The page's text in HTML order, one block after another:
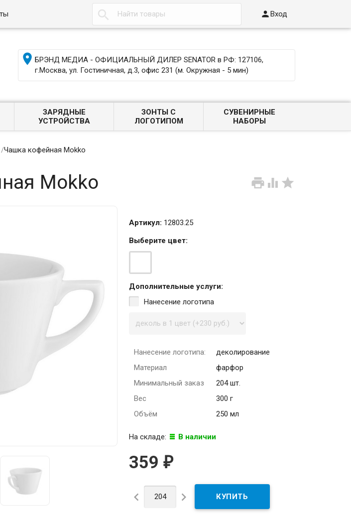
 Вход
БРЭНД МЕДИА - ОФИЦИАЛЬНЫЙ ДИЛЕР SENATOR в РФ: 127106,
г.Москва, ул. Гостиничная, д.3, офис 231 (м. Окружная - 5 мин)
ЗАРЯДНЫЕ
УСТРОЙСТВА
ЗОНТЫ С
ЛОГОТИПОМ
СУВЕНИРНЫЕ
НАБОРЫ
/Чашка кофейная Mokko
  
Mokko
Артикул: 12803.25
Выберите цвет:
Дополнительные услуги:
Нанесение логотипа
Нанесение логотипа:
деколирование
Материал
фарфор
Минимальный заказ
204 шт.
Вес
300 г
Объём
250 мл
На складе: В наличии
359₽
 